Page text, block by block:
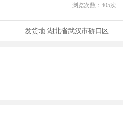
浏览次数： 405次
发货地:湖北省武汉市硚口区